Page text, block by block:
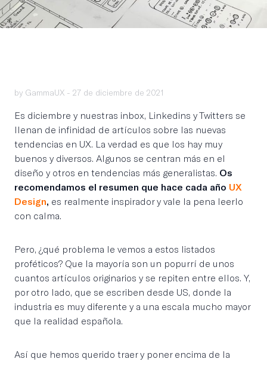
by GammaUX - 27 de diciembre de 2021
Es diciembre y nuestras inbox, Linkedins y Twitters se
llenan de infinidad de artículos sobre las nuevas
tendencias en UX. La verdad es que los hay muy
buenos y diversos. Algunos se centran más en el
diseño y otros en tendencias más generalistas. Os
recomendamos el resumen que hace cada año UX
Design, es realmente inspirador y vale la pena leerlo
con calma.
Pero, ¿qué problema le vemos a estos listados
proféticos? Que la mayoría son un popurrí de unos
cuantos artículos originarios y se repiten entre ellos. Y,
por otro lado, que se escriben desde US, donde la
industria es muy diferente y a una escala mucho mayor
que la realidad española.
Así que hemos querido traer y poner encima de la